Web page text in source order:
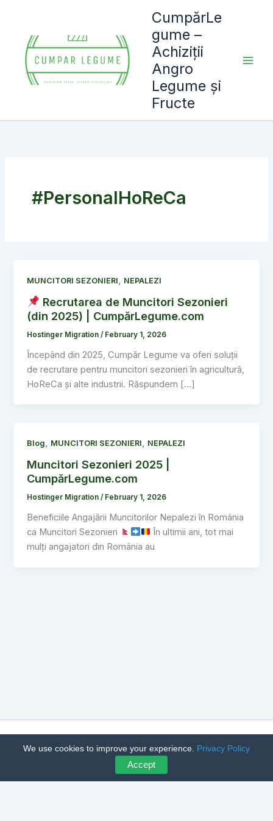
content
CumpărLe
gume –
Achiziții
Angro
Legume și
Fructe
#PersonalHoReCa
MUNCITORI SEZONIERI, NEPALEZI
Recrutarea de Muncitori Sezonieri
(din 2025) | CumpărLegume.com
Hostinger Migration/ February 1, 2026
Începând din 2025, Cumpăr Legume va oferi soluții
de recrutare pentru muncitori sezonieri în agricultură,
HoReCa și alte industrii. Răspundem […]
Blog, MUNCITORI SEZONIERI, NEPALEZI
Muncitori Sezonieri 2025 |
CumpărLegume.com
Hostinger Migration/ February 1, 2026
Beneficiile Angajării Muncitorilor Nepalezi în România
ca Muncitori Sezonieri
În ultimii ani, tot mai
mulți angajatori din România au
Fructe | Powered byAstra WordPress Theme
We use cookies to improve your experience. Privacy Policy
Accept